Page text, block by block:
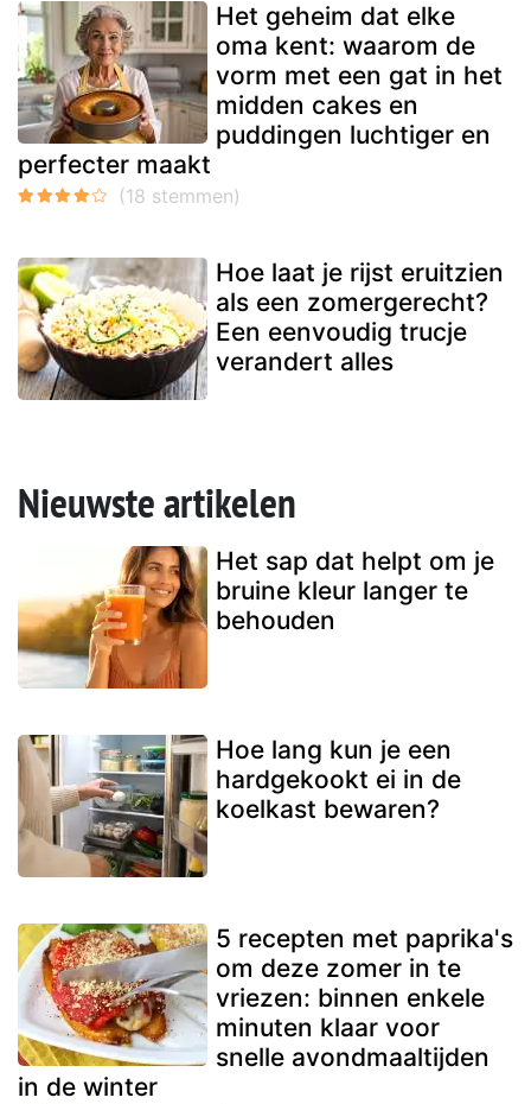
Het geheim dat elke
oma kent: waarom de
vorm met een gat in het
midden cakes en
puddingen luchtiger en
perfecter maakt
Hoe laat je rijst eruitzien
als een zomergerecht?
Een eenvoudig trucje
verandert alles
Nieuwste artikelen
Het sap dat helpt om je
bruine kleur langer te
behouden
Hoe lang kun je een
hardgekookt ei in de
koelkast bewaren?
5 recepten met paprika's
om deze zomer in te
vriezen: binnen enkele
minuten klaar voor
snelle avondmaaltijden
in de winter